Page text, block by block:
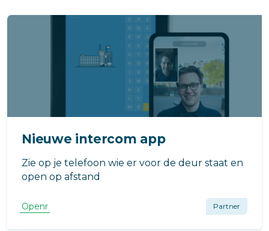
Nieuwe intercom app
Zie op je telefoon wie er voor de deur staat en
open op afstand
Openr Partner